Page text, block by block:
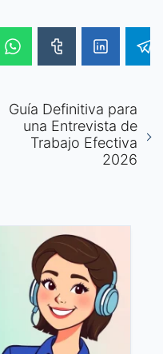
Guía Definitiva para
una Entrevista de
Trabajo Efectiva
2026